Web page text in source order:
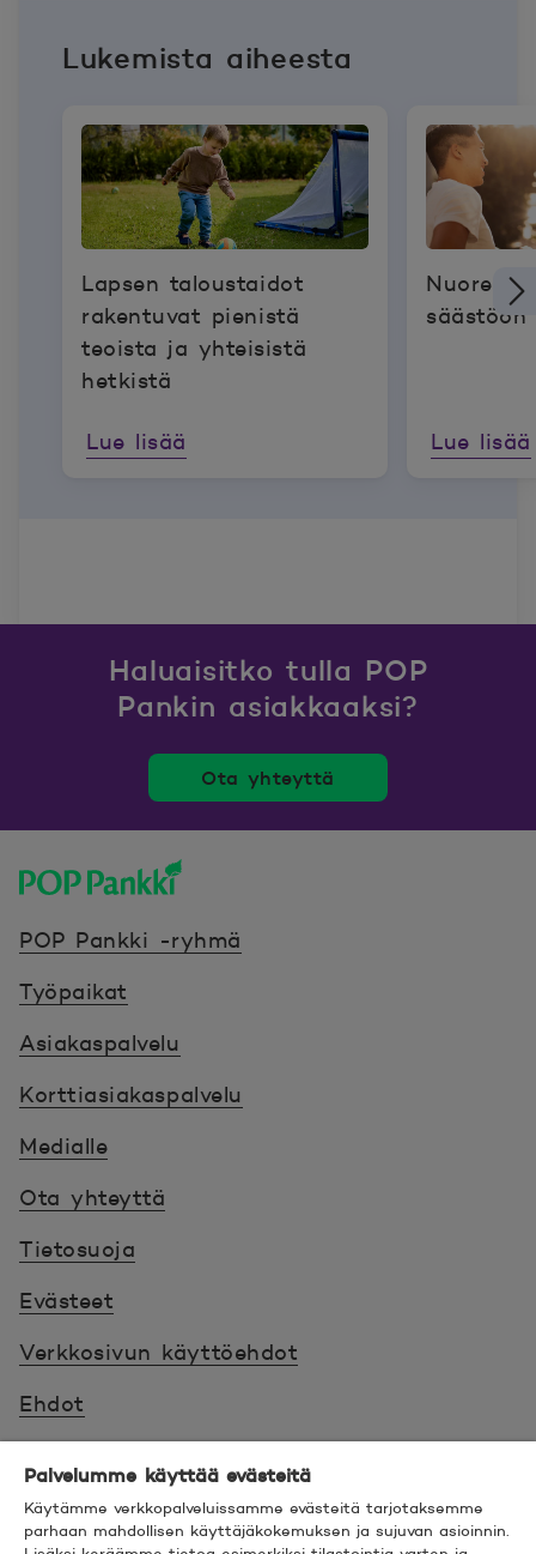
Lukemista aiheesta
Lapsen taloustaidot
rakentuvat pienistä
teoista ja yhteisistä
hetkistä
Lue lisää
Nuoren
Lue lisää
Haluaisitko tulla POP
Pankin asiakkaaksi?
Ota yhteyttä
POP Pankki -ryhmä
Työpaikat
Asiakaspalvelu
Korttiasiakaspalvelu
Medialle
Ota yhteyttä
Tietosuoja
Evästeet
Verkkosivun käyttöehdot
Ehdot
Saavutettavuus
Palvelumme käyttää evästeitä
Käytämme verkkopalveluissamme evästeitä tarjotaksemme
parhaan mahdollisen käyttäjäkokemuksen ja sujuvan asioinnin.